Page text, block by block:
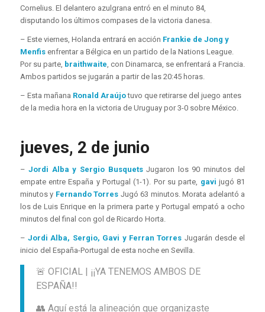
Cornelius. El delantero azulgrana entró en el minuto 84,
disputando los últimos compases de la victoria danesa.
– Este viernes, Holanda entrará en acción Frankie de Jong y
Menfisenfrentar a Bélgica en un partido de la Nations League.
Por su parte, braithwaite, con Dinamarca, se enfrentará a Francia.
Ambos partidos se jugarán a partir de las 20:45 horas.
– Esta mañana Ronald Araújotuvo que retirarse del juego antes
de la media hora en la victoria de Uruguay por 3-0 sobre México.
jueves, 2 de junio
–Jordi Alba y Sergio BusquetsJugaron los 90 minutos del
empate entre España y Portugal (1-1). Por su parte, gavi jugó 81
minutos y Fernando Torres Jugó 63 minutos. Morata adelantó a
los de Luis Enrique en la primera parte y Portugal empató a ocho
minutos del final con gol de Ricardo Horta.
– Jordi Alba, Sergio, Gavi y Ferran Torres Jugarán desde el
inicio del España-Portugal de esta noche en Sevilla.
🚨 OFICIAL | ¡¡YA TENEMOS AMBOS DE
ESPAÑA!!
👥 Aquí está la alineación que organizaste